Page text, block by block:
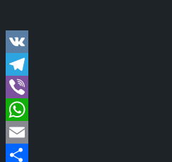
VK
Telegram
Viber
WhatsApp
Email